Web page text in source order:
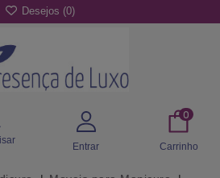
Desejos (0)
Entrar
0
Carrinho